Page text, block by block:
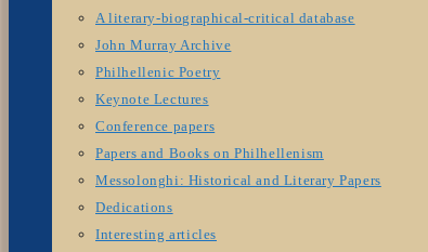
A literary-biographical-critical database
John Murray Archive
Philhellenic Poetry
Keynote Lectures
Conference papers
Papers and Books on Philhellenism
Messolonghi: Historical and Literary Papers
Dedications
Interesting articles